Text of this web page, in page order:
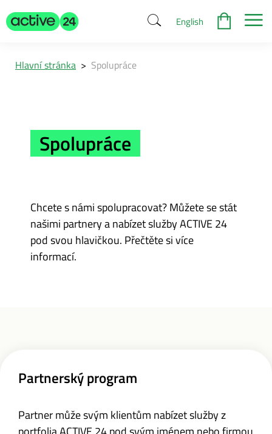
English
Hlavní stránka > Spolupráce
Spolupráce
Chcete s námi spolupracovat? Můžete se stát
našimi partnery a nabízet služby ACTIVE 24
pod svou hlavičkou. Přečtěte si více
informací.
Partnerský program
Partner může svým klientům nabízet služby z